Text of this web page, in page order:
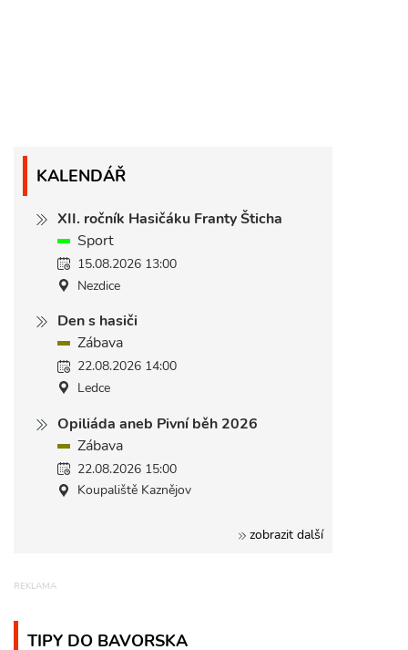
KALENDÁŘ
XII. ročník Hasičáku Franty Šticha
Sport
15.08.2026 13:00
Nezdice
Den s hasiči
Zábava
22.08.2026 14:00
Ledce
Opiliáda aneb Pivní běh 2026
Zábava
22.08.2026 15:00
Koupaliště Kaznějov
zobrazit další
TIPY DO BAVORSKA